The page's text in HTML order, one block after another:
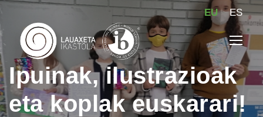
EU ES
Ipuinak, ilustrazioak
eta koplak euskarari!